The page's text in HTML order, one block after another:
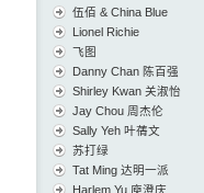
伍佰 & China Blue
Lionel Richie
飞图
Danny Chan 陈百强
Shirley Kwan 关淑怡
Jay Chou 周杰伦
Sally Yeh 叶蒨文
苏打绿
Tat Ming 达明一派
Harlem Yu 庾澄庆